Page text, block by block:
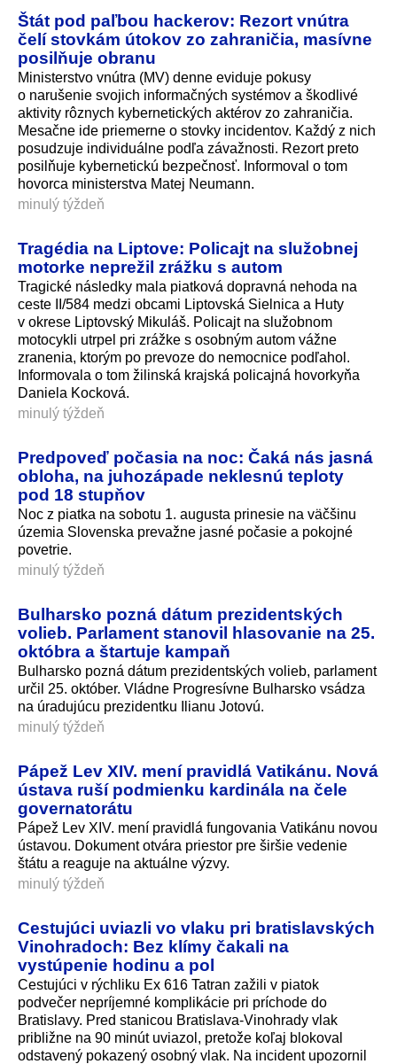
Štát pod paľbou hackerov: Rezort vnútra
čelí stovkám útokov zo zahraničia, masívne
posilňuje obranu
Ministerstvo vnútra (MV) denne eviduje pokusy
o narušenie svojich informačných systémov a škodlivé
aktivity rôznych kybernetických aktérov zo zahraničia.
Mesačne ide priemerne o stovky incidentov. Každý z nich
posudzuje individuálne podľa závažnosti. Rezort preto
posilňuje kybernetickú bezpečnosť. Informoval o tom
hovorca ministerstva Matej Neumann.
minulý týždeň
Tragédia na Liptove: Policajt na služobnej
motorke neprežil zrážku s autom
Tragické následky mala piatková dopravná nehoda na
ceste II/584 medzi obcami Liptovská Sielnica a Huty
v okrese Liptovský Mikuláš. Policajt na služobnom
motocykli utrpel pri zrážke s osobným autom vážne
zranenia, ktorým po prevoze do nemocnice podľahol.
Informovala o tom žilinská krajská policajná hovorkyňa
Daniela Kocková.
minulý týždeň
Predpoveď počasia na noc: Čaká nás jasná
obloha, na juhozápade neklesnú teploty
pod 18 stupňov
Noc z piatka na sobotu 1. augusta prinesie na väčšinu
územia Slovenska prevažne jasné počasie a pokojné
povetrie.
minulý týždeň
Bulharsko pozná dátum prezidentských
volieb. Parlament stanovil hlasovanie na 25.
októbra a štartuje kampaň
Bulharsko pozná dátum prezidentských volieb, parlament
určil 25. október. Vládne Progresívne Bulharsko vsádza
na úradujúcu prezidentku Ilianu Jotovú.
minulý týždeň
Pápež Lev XIV. mení pravidlá Vatikánu. Nová
ústava ruší podmienku kardinála na čele
governatorátu
Pápež Lev XIV. mení pravidlá fungovania Vatikánu novou
ústavou. Dokument otvára priestor pre širšie vedenie
štátu a reaguje na aktuálne výzvy.
minulý týždeň
Cestujúci uviazli vo vlaku pri bratislavských
Vinohradoch: Bez klímy čakali na
vystúpenie hodinu a pol
Cestujúci v rýchliku Ex 616 Tatran zažili v piatok
podvečer nepríjemné komplikácie pri príchode do
Bratislavy. Pred stanicou Bratislava-Vinohrady vlak
približne na 90 minút uviazol, pretože koľaj blokoval
odstavený pokazený osobný vlak. Na incident upozornil